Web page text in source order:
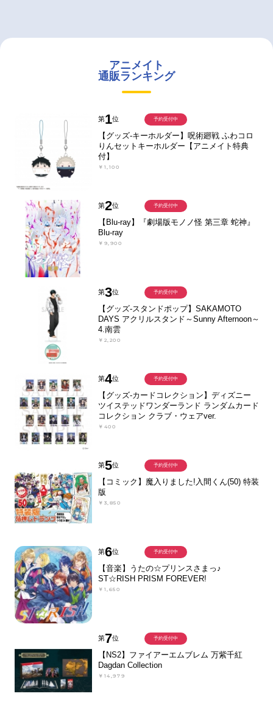
アニメイト
通販ランキング
第1位
【グッズ-キーホルダー】呪術廻戦 ふわコロ
りんセットキーホルダー【アニメイト特典
付】
￥1,100
予約受付中
第2位
【Blu-ray】『劇場版モノノ怪 第三章 蛇神』
Blu-ray
￥9,900
予約受付中
第3位
【グッズ-スタンドポップ】SAKAMOTO
DAYS アクリルスタンド～Sunny Afternoon～
4.南雲
￥2,200
予約受付中
第4位
【グッズ-カードコレクション】ディズニー
ツイステッドワンダーランド ランダムカード
コレクション クラブ・ウェアver.
￥400
予約受付中
第5位
【コミック】魔入りました!入間くん(50) 特装
版
￥3,850
予約受付中
第6位
【音楽】うたの☆プリンスさまっ♪
ST☆RISH PRISM FOREVER!
￥1,650
予約受付中
第7位
【NS2】ファイアーエムブレム 万紫千紅
Dagdan Collection
￥14,979
予約受付中